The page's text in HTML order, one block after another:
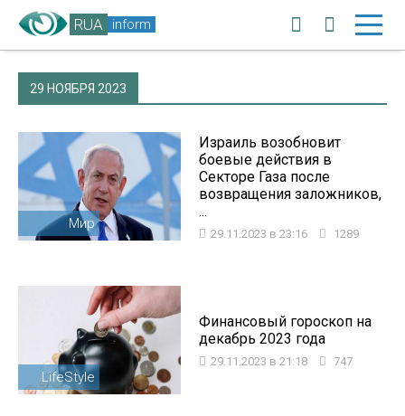
RUA inform
29 НОЯБРЯ 2023
Мир
Израиль возобновит
боевые действия в
Секторе Газа после
возвращения заложников,
...
29.11.2023 в 23:16 1289
LifeStyle
Финансовый гороскоп на
декабрь 2023 года
29.11.2023 в 21:18 747